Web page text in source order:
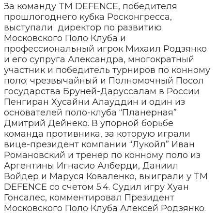
За команду TM DEFENCE, победителя
прошлогоднего кубка Росконгресса,
выступали директор по развитию
Московского Поло Клуба и
профессиональный игрок Михаил Родзянко
и его супруга Александра, многократный
участник и победитель турниров по конному
поло; чрезвычайный и Полномочный Посол
государства Бруней-Даруссалам в России
Пенгиран Хусайни Алауддин и один из
основателей поло-клуба “Планерная”
Дмитрий Дейнеко. В упорной борьбе
команда противника, за которую играли
вице-президент компании “Лукойл” Иван
Романовский и тренер по конному поло из
Аргентины Игнасио Алберди, Даниил
Войдер и Маруся Коваленко, выиграли у TM
DEFENCE со счетом 5:4. Судил игру Хуан
Гонсалес, комментировал Президент
Московского Поло Клуба Алексей Родзянко.